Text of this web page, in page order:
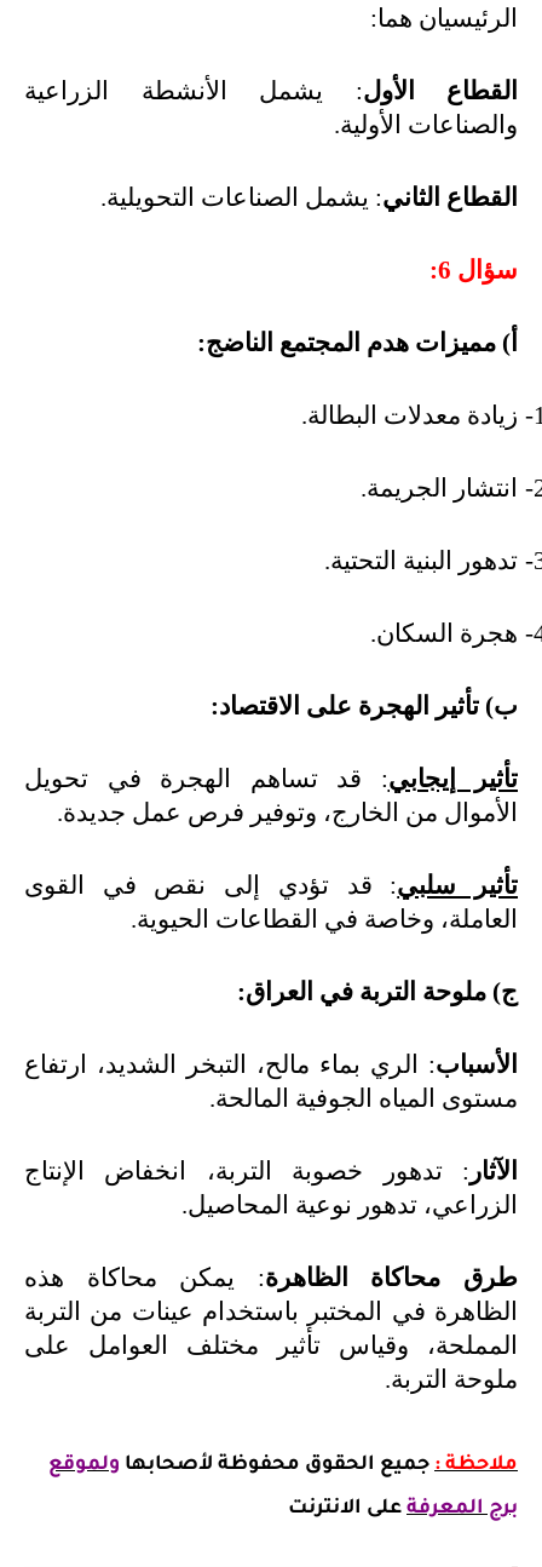
الرئيسيان هما:
القطاع الأول: يشمل الأنشطة الزراعية
والصناعات الأولية.
القطاع الثاني: يشمل الصناعات التحويلية.
سؤال 6 :
أ) مميزات هدم المجتمع الناضج:
زيادة معدلات البطالة.
انتشار الجريمة.
تدهور البنية التحتية.
هجرة السكان.
ب) تأثير الهجرة على الاقتصاد:
تأثير إيجابي: قد تساهم الهجرة في تحويل
الأموال من الخارج، وتوفير فرص عمل جديدة.
تأثير سلبي: قد تؤدي إلى نقص في القوى
العاملة، وخاصة في القطاعات الحيوية.
ج) ملوحة التربة في العراق:
الأسباب: الري بماء مالح، التبخر الشديد، ارتفاع
مستوى المياه الجوفية المالحة.
الآثار : تدهور خصوبة التربة، انخفاض الإنتاج
الزراعي، تدهور نوعية المحاصيل.
طرق محاكاة الظاهرة: يمكن محاكاة هذه
الظاهرة في المختبر باستخدام عينات من التربة
المملحة، وقياس تأثير مختلف العوامل على
ملوحة التربة.
ملاحظة : جميع الحقوق محفوظة لأصحابها ولموقع
برج المعرفة على الانترنت